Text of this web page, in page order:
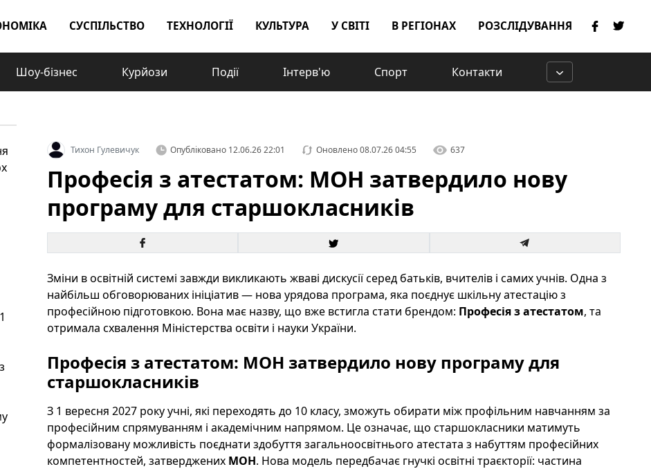
СУСПІЛЬСТВО ТЕХНОЛОГІЇ КУЛЬТУРА У СВІТІ В РЕГІОНАХ РОЗСЛІДУВАННЯ
Шоу-бізнес Курйози Події Інтерв'ю Спорт Контакти
Тихон Гулевичук Опубліковано12.06.26 22:01 Оновлено08.07.26 04:55 637
Професія з атестатом: МОН затвердило нову
програму для старшокласників
Зміни в освітній системі завжди викликають жваві дискусії серед батьків, вчителів і самих учнів. Одна з
найбільш обговорюваних ініціатив — нова урядова програма, яка поєднує шкільну атестацію з
професійною підготовкою. Вона має назву, що вже встигла стати брендом: Професія з атестатом, та
отримала схвалення Міністерства освіти і науки України.
Професія з атестатом: МОН затвердило нову програму для
старшокласників
З 1 вересня 2027 року учні, які переходять до 10 класу, зможуть обирати між профільним навчанням за
професійним спрямуванням і академічним напрямом. Це означає, що старшокласники матимуть
формалізовану можливість поєднати здобуття загальноосвітнього атестата з набуттям професійних
компетентностей, затверджених МОН. Нова модель передбачає гнучкі освітні траєкторії: частина